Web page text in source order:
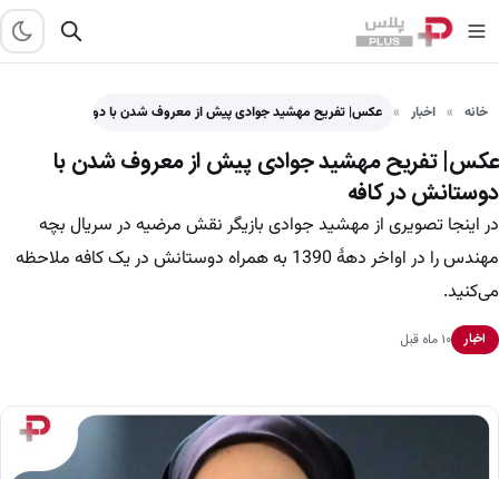
خانه اخبار عکس| تفریح مهشید جوادی پیش از معروف شدن با دوستانش…
عکس| تفریح مهشید جوادی پیش از معروف شدن با
دوستانش در کافه
در اینجا تصویری از مهشید جوادی بازیگر نقش مرضیه در سریال بچه
مهندس را در اواخر دهۀ 1390 به همراه دوستانش در یک کافه ملاحظه
می‌کنید.
اخبار ۱۰ ماه قبل